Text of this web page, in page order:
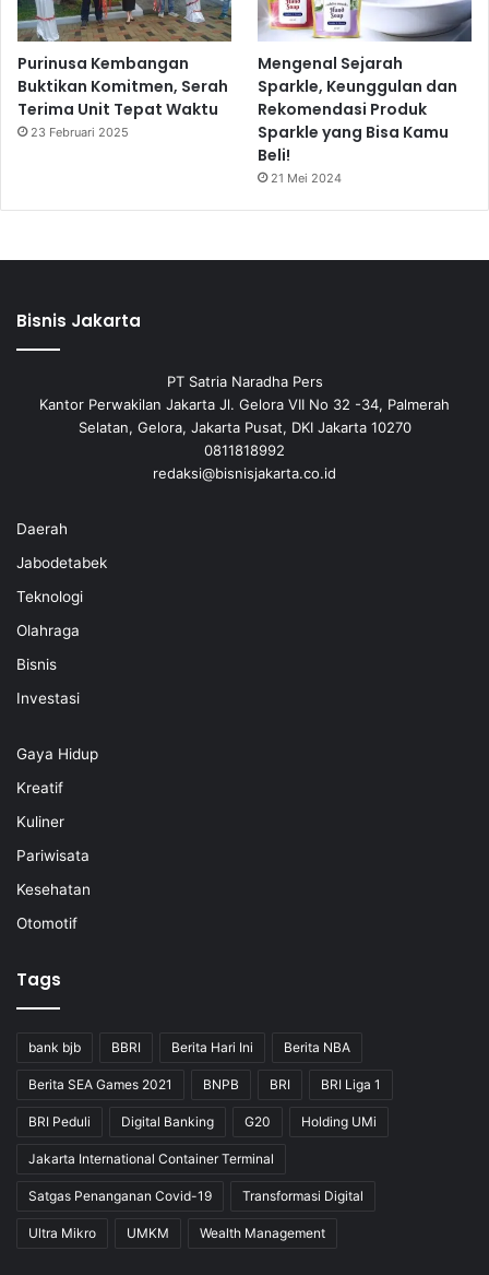
Purinusa Kembangan
Buktikan Komitmen, Serah
Terima Unit Tepat Waktu
23 Februari 2025
Mengenal Sejarah
Sparkle, Keunggulan dan
Rekomendasi Produk
Sparkle yang Bisa Kamu
Beli!
21 Mei 2024
Bisnis Jakarta
PT Satria Naradha Pers
Kantor Perwakilan Jakarta Jl. Gelora VII No 32 -34, Palmerah
Selatan, Gelora, Jakarta Pusat, DKI Jakarta 10270
0811818992
redaksi@bisnisjakarta.co.id
Daerah
Jabodetabek
Teknologi
Olahraga
Bisnis
Investasi
Gaya Hidup
Kreatif
Kuliner
Pariwisata
Kesehatan
Otomotif
Tags
bank bjb BBRI Berita Hari Ini Berita NBA
Berita SEA Games 2021 BNPB BRI BRI Liga 1
BRI Peduli Digital Banking G20 Holding UMi
Jakarta International Container Terminal
Satgas Penanganan Covid-19 Transformasi Digital
Ultra Mikro UMKM Wealth Management